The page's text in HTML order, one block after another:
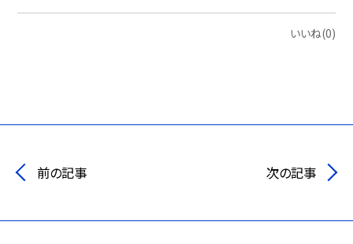
いいね(0)
前の記事 次の記事